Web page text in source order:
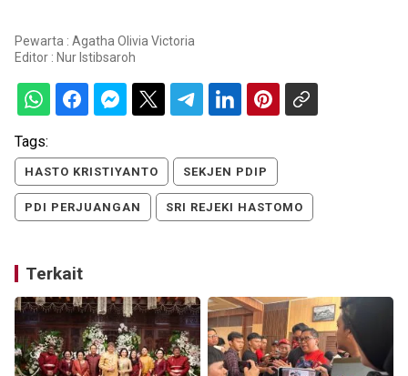
Pewarta : Agatha Olivia Victoria
Editor : Nur Istibsaroh
Tags:
HASTO KRISTIYANTO SEKJEN PDIP
PDI PERJUANGAN SRI REJEKI HASTOMO
Terkait